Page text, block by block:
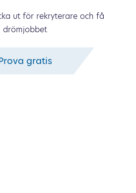
ut för rekryterare och få
drömjobbet
gratis